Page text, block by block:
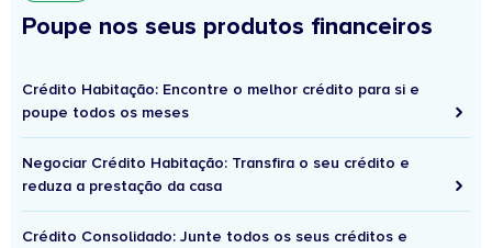
Poupe nos seus produtos financeiros
Crédito Habitação: Encontre o melhor crédito para si e
poupe todos os meses
Negociar Crédito Habitação: Transfira o seu crédito e
reduza a prestação da casa
Crédito Consolidado: Junte todos os seus créditos e